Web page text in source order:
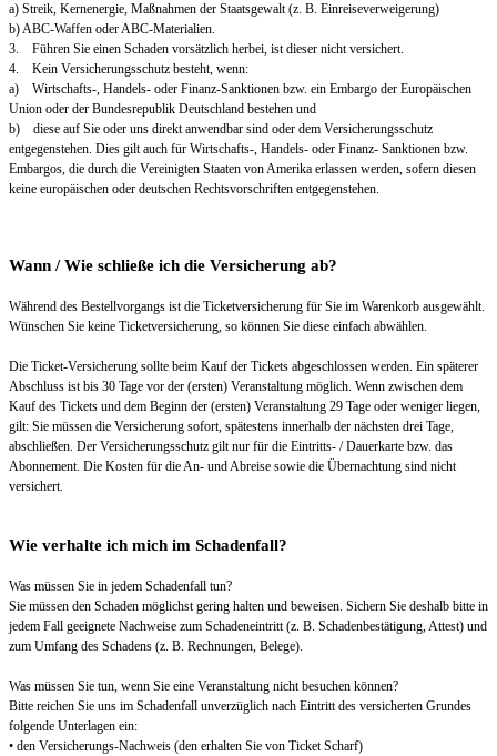
a) Streik, Kernenergie, Maßnahmen der Staatsgewalt (z. B. Einreiseverweigerung)
b) ABC-Waffen oder ABC-Materialien.
3. Führen Sie einen Schaden vorsätzlich herbei, ist dieser nicht versichert.
4. Kein Versicherungsschutz besteht, wenn:
a) Wirtschafts-, Handels- oder Finanz-Sanktionen bzw. ein Embargo der Europäischen
Union oder der Bundesrepublik Deutschland bestehen und
b) diese auf Sie oder uns direkt anwendbar sind oder dem Versicherungsschutz
entgegenstehen. Dies gilt auch für Wirtschafts-, Handels- oder Finanz- Sanktionen bzw.
Embargos, die durch die Vereinigten Staaten von Amerika erlassen werden, sofern diesen
keine europäischen oder deutschen Rechtsvorschriften entgegenstehen.
Wann / Wie schließe ich die Versicherung ab?
Während des Bestellvorgangs ist die Ticketversicherung für Sie im Warenkorb ausgewählt.
Wünschen Sie keine Ticketversicherung, so können Sie diese einfach abwählen.
Die Ticket-Versicherung sollte beim Kauf der Tickets abgeschlossen werden. Ein späterer
Abschluss ist bis 30 Tage vor der (ersten) Veranstaltung möglich. Wenn zwischen dem
Kauf des Tickets und dem Beginn der (ersten) Veranstaltung 29 Tage oder weniger liegen,
gilt: Sie müssen die Versicherung sofort, spätestens innerhalb der nächsten drei Tage,
abschließen. Der Versicherungsschutz gilt nur für die Eintritts- / Dauerkarte bzw. das
Abonnement. Die Kosten für die An- und Abreise sowie die Übernachtung sind nicht
versichert.
Wie verhalte ich mich im Schadenfall?
Was müssen Sie in jedem Schadenfall tun?
Sie müssen den Schaden möglichst gering halten und beweisen. Sichern Sie deshalb bitte in
jedem Fall geeignete Nachweise zum Schadeneintritt (z. B. Schadenbestätigung, Attest) und
zum Umfang des Schadens (z. B. Rechnungen, Belege).
Was müssen Sie tun, wenn Sie eine Veranstaltung nicht besuchen können?
Bitte reichen Sie uns im Schadenfall unverzüglich nach Eintritt des versicherten Grundes
folgende Unterlagen ein:
• den Versicherungs-Nachweis (den erhalten Sie von Ticket Scharf)